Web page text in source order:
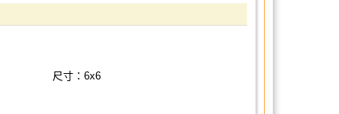
尺寸：6x6